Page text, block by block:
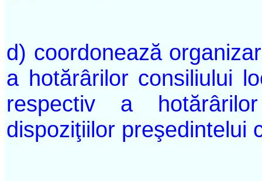
d) coordonează
a hotărârilor consiliului
respectiv a
dispoziţiilor preşedintelui